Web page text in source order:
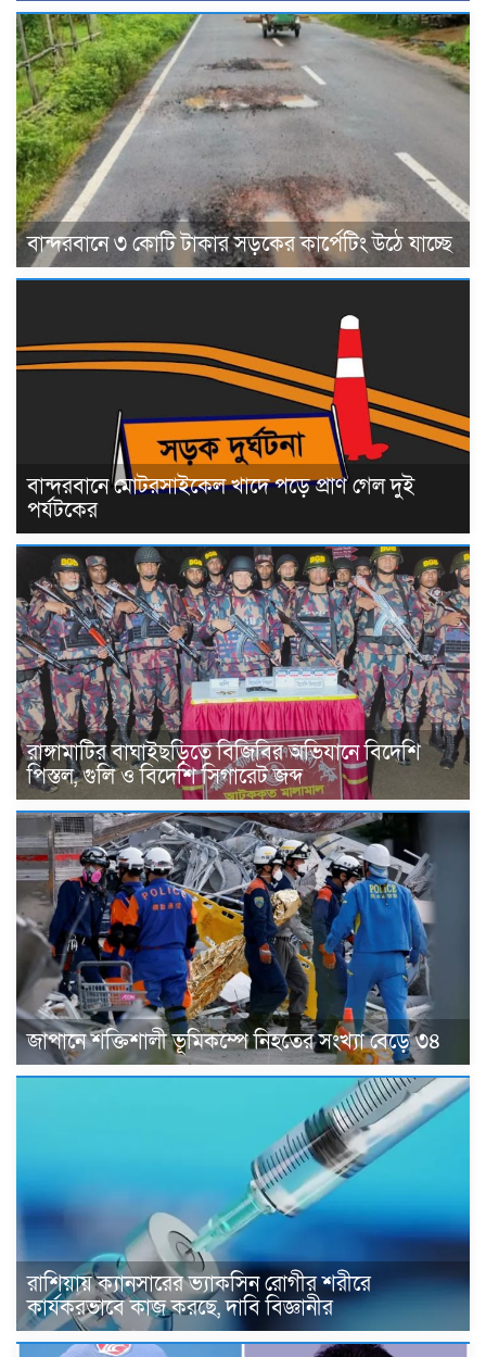
বান্দরবানে ৩ কোটি টাকার সড়কের কার্পেটিং উঠে যাচ্ছে
বান্দরবানে মোটরসাইকেল খাদে পড়ে প্রাণ গেল দুই
পর্যটকের
রাঙ্গামাটির বাঘাইছড়িতে বিজিবির অভিযানে বিদেশি
পিস্তল, গুলি ও বিদেশি সিগারেট জব্দ
জাপানে শক্তিশালী ভূমিকম্পে নিহতের সংখ্যা বেড়ে ৩৪
রাশিয়ায় ক্যানসারের ভ্যাকসিন রোগীর শরীরে
কার্যকরভাবে কাজ করছে, দাবি বিজ্ঞানীর